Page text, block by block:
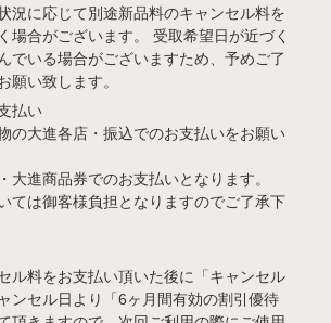
況に応じて別途新品料のキャンセル料を
場合がございます。 受取希望日が近づく
でいる場合がございますため、予めご了
願い致します。
払い
の大進各店・振込でのお支払いをお願い
大進商品券でのお支払いとなります。
ては御客様負担となりますのでご了承下
ル料をお支払い頂いた後に「キャンセル
ンセル日より「6ヶ月間有効の割引優待